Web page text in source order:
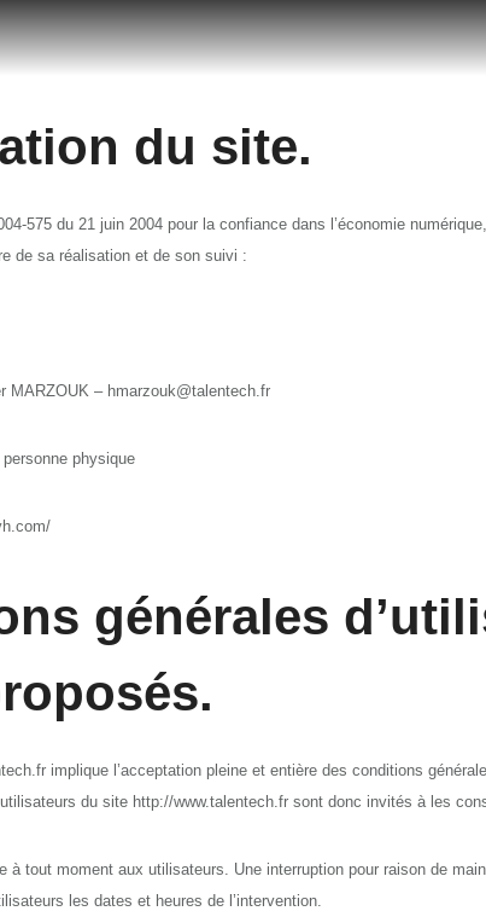
du site.
575 du 21 juin 2004 pour la confiance dans l’économie
de sa réalisation et de son suivi :
MARZOUK – hmarzouk@talentech.fr
physique
générales
implique l’acceptation pleine et entière des conditions
du site http://www.talentech.fr sont donc invités à les
à tout moment aux utilisateurs. Une interruption pour raison de
les dates et heures de l’intervention.